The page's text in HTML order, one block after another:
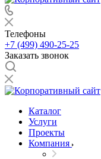
Телефоны
+7 (499) 490-25-25
Заказать звонок
Каталог
Услуги
Проекты
Компания